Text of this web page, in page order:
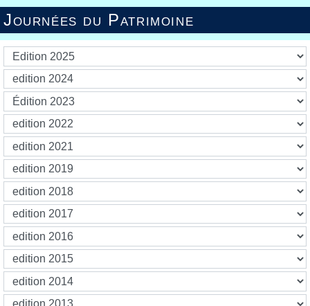
Journées du Patrimoine